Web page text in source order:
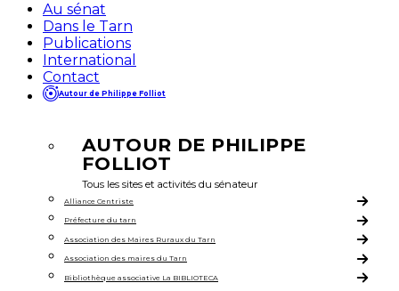
Au sénat
Dans le Tarn
Publications
International
Contact
Autour de Philippe Folliot
AUTOUR DE PHILIPPE
FOLLIOT
Tous les sites et activités du sénateur
Alliance Centriste
Préfecture du tarn
Association des Maires Ruraux du Tarn
Association des maires du Tarn
Bibliothèque associative La BIBLIOTECA